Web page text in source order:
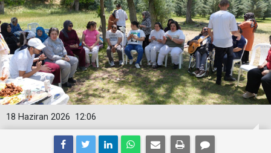
12:06
18 Haziran 2026